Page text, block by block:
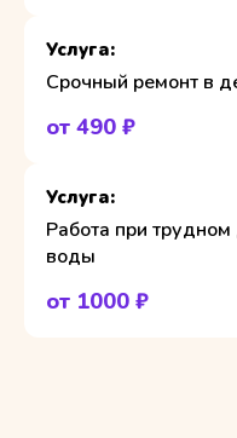
Срочный ремонт в
от 490 ₽
Работа при
воды
от 1000 ₽